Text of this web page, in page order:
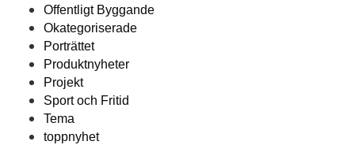
Offentligt Byggande
Okategoriserade
Porträttet
Produktnyheter
Projekt
Sport och Fritid
Tema
toppnyhet